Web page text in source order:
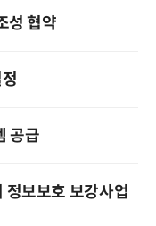
성 협약
공급
정보보호 보강사업